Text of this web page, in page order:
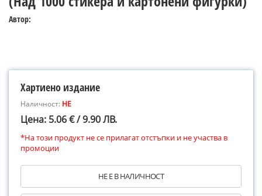
Автор:
Хартиено издание
Наличност: НЕ
Цена: 5.06 € / 9.90 ЛВ.
*На този продукт не се прилагат отстъпки и не участва в
промоции
НЕ Е В НАЛИЧНОСТ